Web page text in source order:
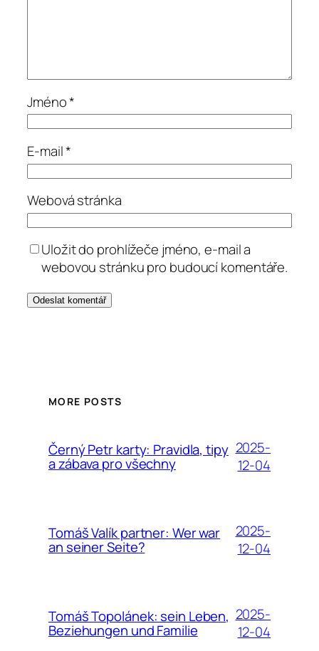
Jméno*
E-mail*
Webová stránka
Uložit do prohlížeče jméno, e-mail a
webovou stránku pro budoucí komentáře.
MORE POSTS
Černý Petr karty: Pravidla, tipy
a zábava pro všechny
2025-
12-04
Tomáš Valík partner: Wer war
an seiner Seite?
2025-
12-04
Tomáš Topolánek: sein Leben,
Beziehungen und Familie
2025-
12-04